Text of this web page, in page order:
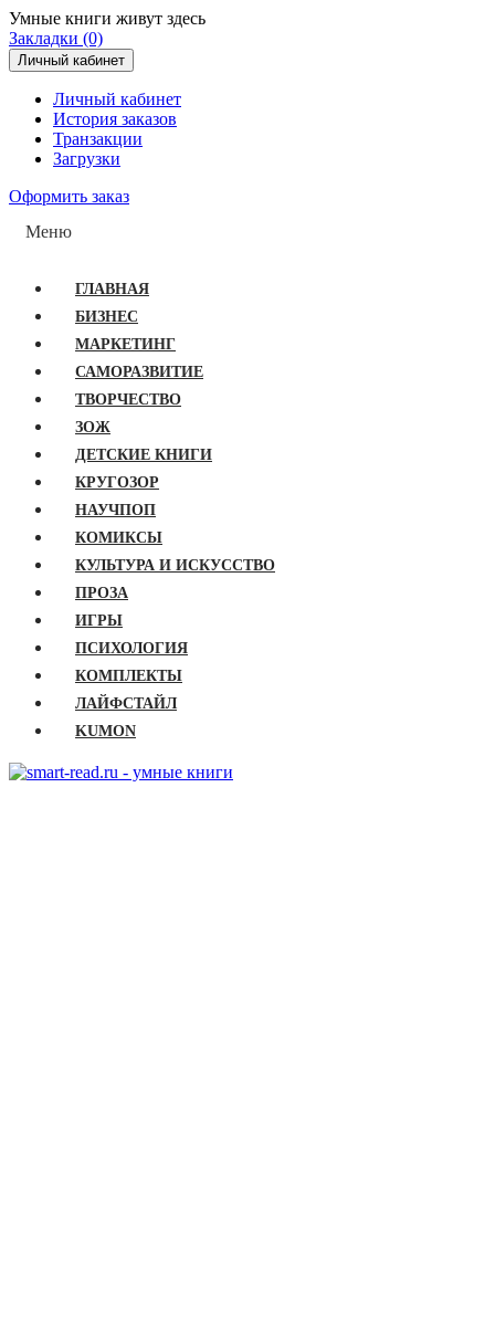
Умные книги живут здесь
Закладки (0)
Личный кабинет
Личный кабинет
История заказов
Транзакции
Загрузки
Оформить заказ
Меню
ГЛАВНАЯ
БИЗНЕС
МАРКЕТИНГ
САМОРАЗВИТИЕ
ТВОРЧЕСТВО
ЗОЖ
ДЕТСКИЕ КНИГИ
КРУГОЗОР
НАУЧПОП
КОМИКСЫ
КУЛЬТУРА И ИСКУССТВО
ПРОЗА
ИГРЫ
ПСИХОЛОГИЯ
КОМПЛЕКТЫ
ЛАЙФСТАЙЛ
KUMON